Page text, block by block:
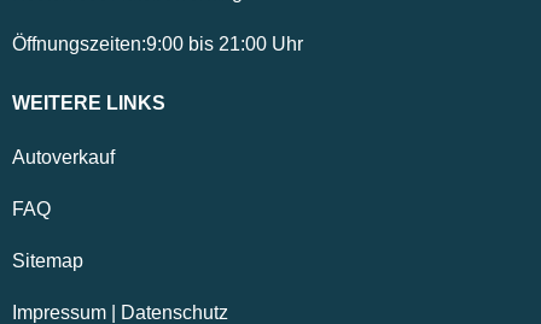
Öffnungszeiten:9:00 bis 21:00 Uhr
WEITERE LINKS
Autoverkauf
FAQ
Sitemap
Impressum Datenschutz